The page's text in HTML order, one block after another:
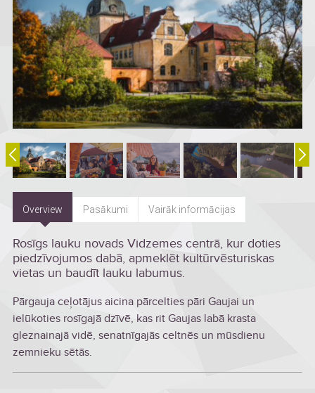
Overview Pasākumi Vairāk informācijas
Rosīgs lauku novads Vidzemes centrā, kur doties
piedzīvojumos dabā, apmeklēt kultūrvēsturiskas
vietas un baudīt lauku labumus.
Pārgauja ceļotājus aicina pārcelties pāri Gaujai un
ielūkoties rosīgajā dzīvē, kas rit Gaujas labā krasta
gleznainajā vidē, senatnīgajās celtnēs un mūsdienu
zemnieku sētās.